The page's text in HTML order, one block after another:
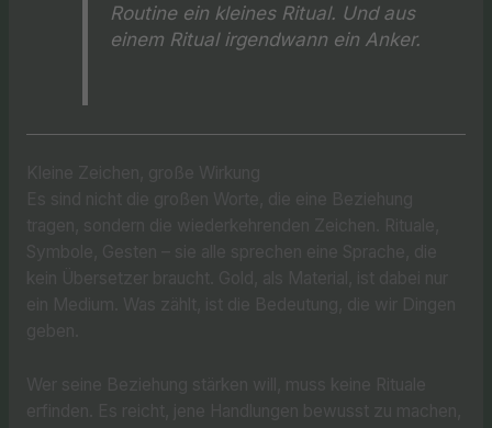
Routine ein kleines Ritual. Und aus
einem Ritual irgendwann ein Anker.